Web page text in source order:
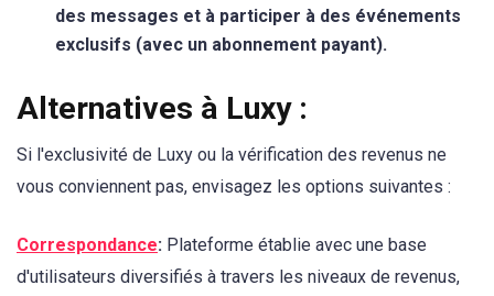
des messages et à participer à des événements
exclusifs (avec un abonnement payant).
Alternatives à Luxy :
Si l'exclusivité de Luxy ou la vérification des revenus ne
vous conviennent pas, envisagez les options suivantes :
Correspondance: Plateforme établie avec une base
d'utilisateurs diversifiés à travers les niveaux de revenus,